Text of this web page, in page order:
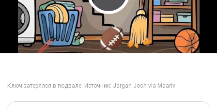
Play Video